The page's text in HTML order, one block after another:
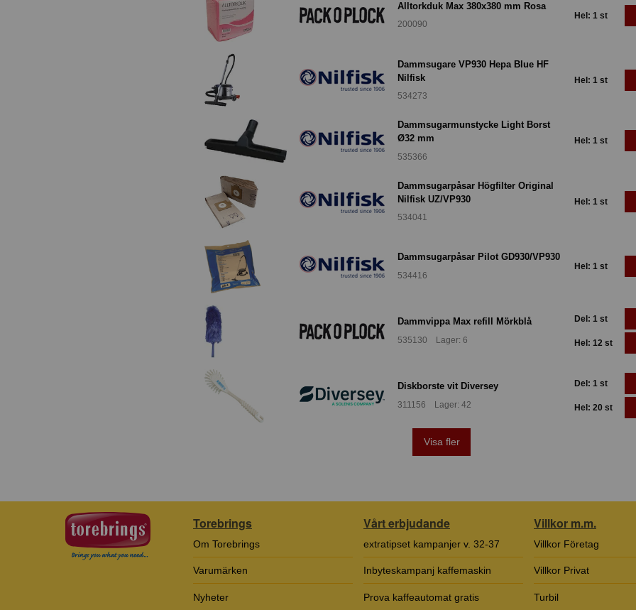
Alltorkduk Max 380x380 mm Rosa
200090
Hel: 1 st
Dammsugare VP930 Hepa Blue HF
Nilfisk
534273
Hel: 1 st
Dammsugarmunstycke Light Borst
Ø32 mm
535366
Hel: 1 st
Dammsugarpåsar Högfilter Original
Nilfisk UZ/VP930
534041
Hel: 1 st
Dammsugarpåsar Pilot GD930/VP930
534416
Hel: 1 st
Dammvippa Max refill Mörkblå
535130 Lager: 6
Del: 1 st
Hel: 12 st
Diskborste vit Diversey
311156 Lager: 42
Del: 1 st
Hel: 20 st
Visa fler
Torebrings
Om Torebrings
Varumärken
Nyheter
Vårt erbjudande
extratipset kampanjer v. 32-37
Inbyteskampanj kaffemaskin
Prova kaffeautomat gratis
Villkor m.m.
Villkor Företag
Villkor Privat
Turbil